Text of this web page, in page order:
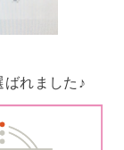
ばれました♪